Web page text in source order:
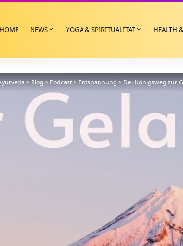
HOME NEWS YOGA & SPIRITUALITÄT HEALTH
>Blog>Podcast>Entspannung>Der Königsweg zur